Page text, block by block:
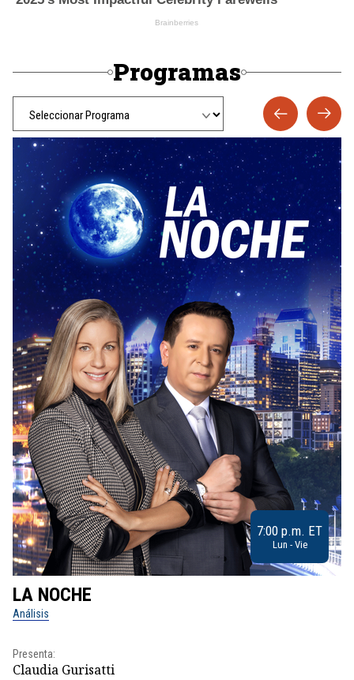
Programas
7:00 p.m. ET
Lun - Vie
LA NOCHE
Análisis
Presenta:
Claudia Gurisatti